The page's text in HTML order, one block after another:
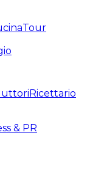
Tour
Ricettario
& PR